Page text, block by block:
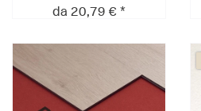
distanziali in
63pz/pacco
da 20,79 € *